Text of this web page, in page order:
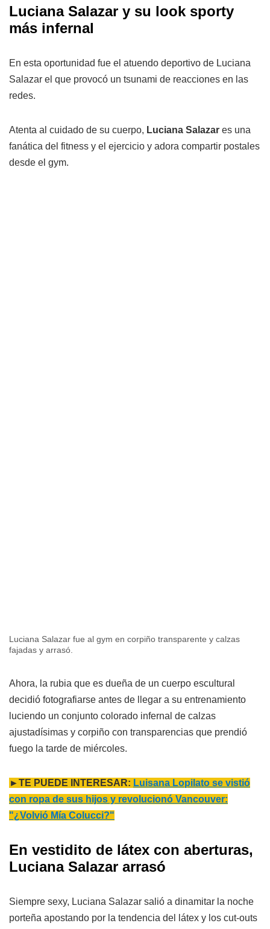
Luciana Salazar y su look sporty
más infernal
En esta oportunidad fue el atuendo deportivo de Luciana
Salazar el que provocó un tsunami de reacciones en las
redes.
Atenta al cuidado de su cuerpo, Luciana Salazar es una
fanática del fitness y el ejercicio y adora compartir postales
desde el gym.
Luciana Salazar fue al gym en corpiño transparente y calzas
fajadas y arrasó.
Ahora, la rubia que es dueña de un cuerpo escultural
decidió fotografiarse antes de llegar a su entrenamiento
luciendo un conjunto colorado infernal de calzas
ajustadísimas y corpiño con transparencias que prendió
fuego la tarde de miércoles.
►TE PUEDE INTERESAR: Luisana Lopilato se vistió
con ropa de sus hijos y revolucionó Vancouver:
"¿Volvió Mía Colucci?"
En vestidito de látex con aberturas,
Luciana Salazar arrasó
Siempre sexy, Luciana Salazar salió a dinamitar la noche
porteña apostando por la tendencia del látex y los cut-outs